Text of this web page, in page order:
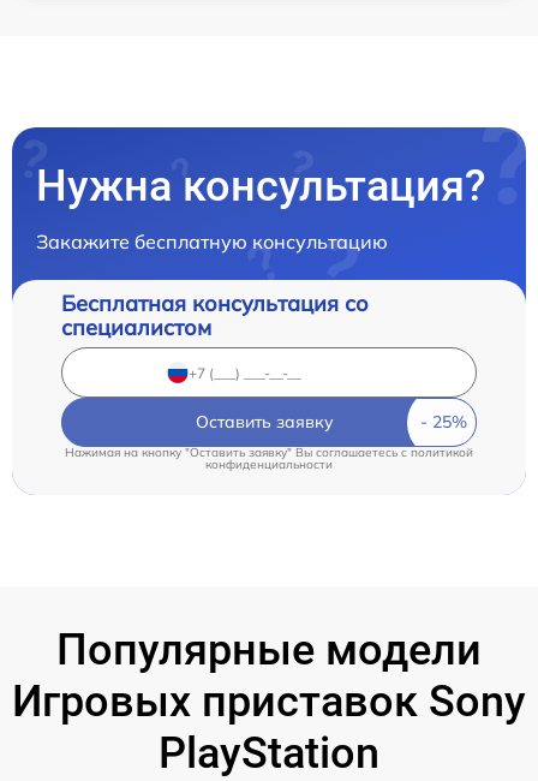
Нужна консультация?
Закажите бесплатную консультацию
Бесплатная консультация со
специалистом
Оставить заявку
Нажимая на кнопку "Оставить заявку" Вы соглашаетесь cполитикой
конфиденциальности
Популярные модели
Игровых приставок Sony
PlayStation